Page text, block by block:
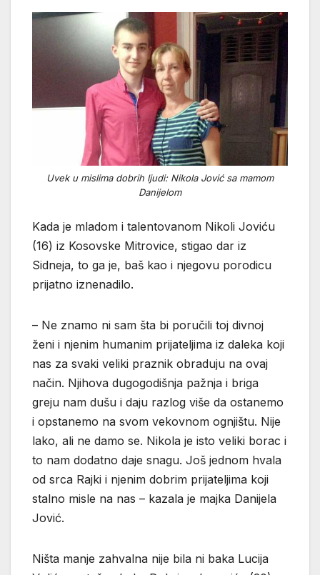
Uvek u mislima dobrih ljudi: Nikola Jović sa mamom
Danijelom
Kada je mladom i talentovanom Nikoli Joviću
(16) iz Kosovske Mitrovice, stigao dar iz
Sidneja, to ga je, baš kao i njegovu porodicu
prijatno iznenadilo.
– Ne znamo ni sam šta bi poručili toj divnoj
ženi i njenim humanim prijateljima iz daleka koji
nas za svaki veliki praznik obraduju na ovaj
način. Njihova dugogodišnja pažnja i briga
greju nam dušu i daju razlog više da ostanemo
i opstanemo na svom vekovnom ognjištu. Nije
lako, ali ne damo se. Nikola je isto veliki borac i
to nam dodatno daje snagu. Još jednom hvala
od srca Rajki i njenim dobrim prijateljima koji
stalno misle na nas – kazala je majka Danijela
Jović.
Ništa manje zahvalna nije bila ni baka Lucija